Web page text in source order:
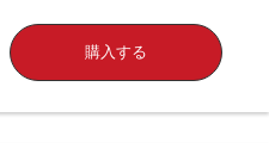
購入する